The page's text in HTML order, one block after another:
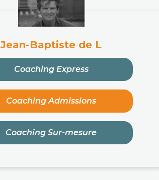
Jean-Baptiste de L
Coaching Express
Coaching Admissions
Coaching Sur-mesure